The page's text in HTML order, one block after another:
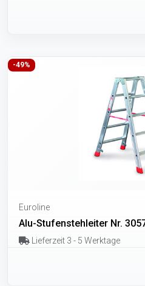
-49%
Euroline
Alu-Stufenstehleiter Nr.
Lieferzeit 3 - 5 Werktage